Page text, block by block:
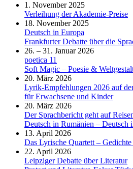
1. November 2025
Verleihung der Akademie-Preise
18. November 2025
Deutsch in Europa
Frankfurter Debatte über die
26. – 31. Januar 2026
poetica 11
Soft Magic – Poesie &
20. März 2026
Lyrik-Empfehlungen 2026 auf
für Erwachsene und Kinder
20. März 2026
Der Sprachbericht geht auf
Deutsch in Rumänien – Deutsch
13. April 2026
Das Lyrische Quartett –
22. April 2026
Leipziger Debatte über Literatur